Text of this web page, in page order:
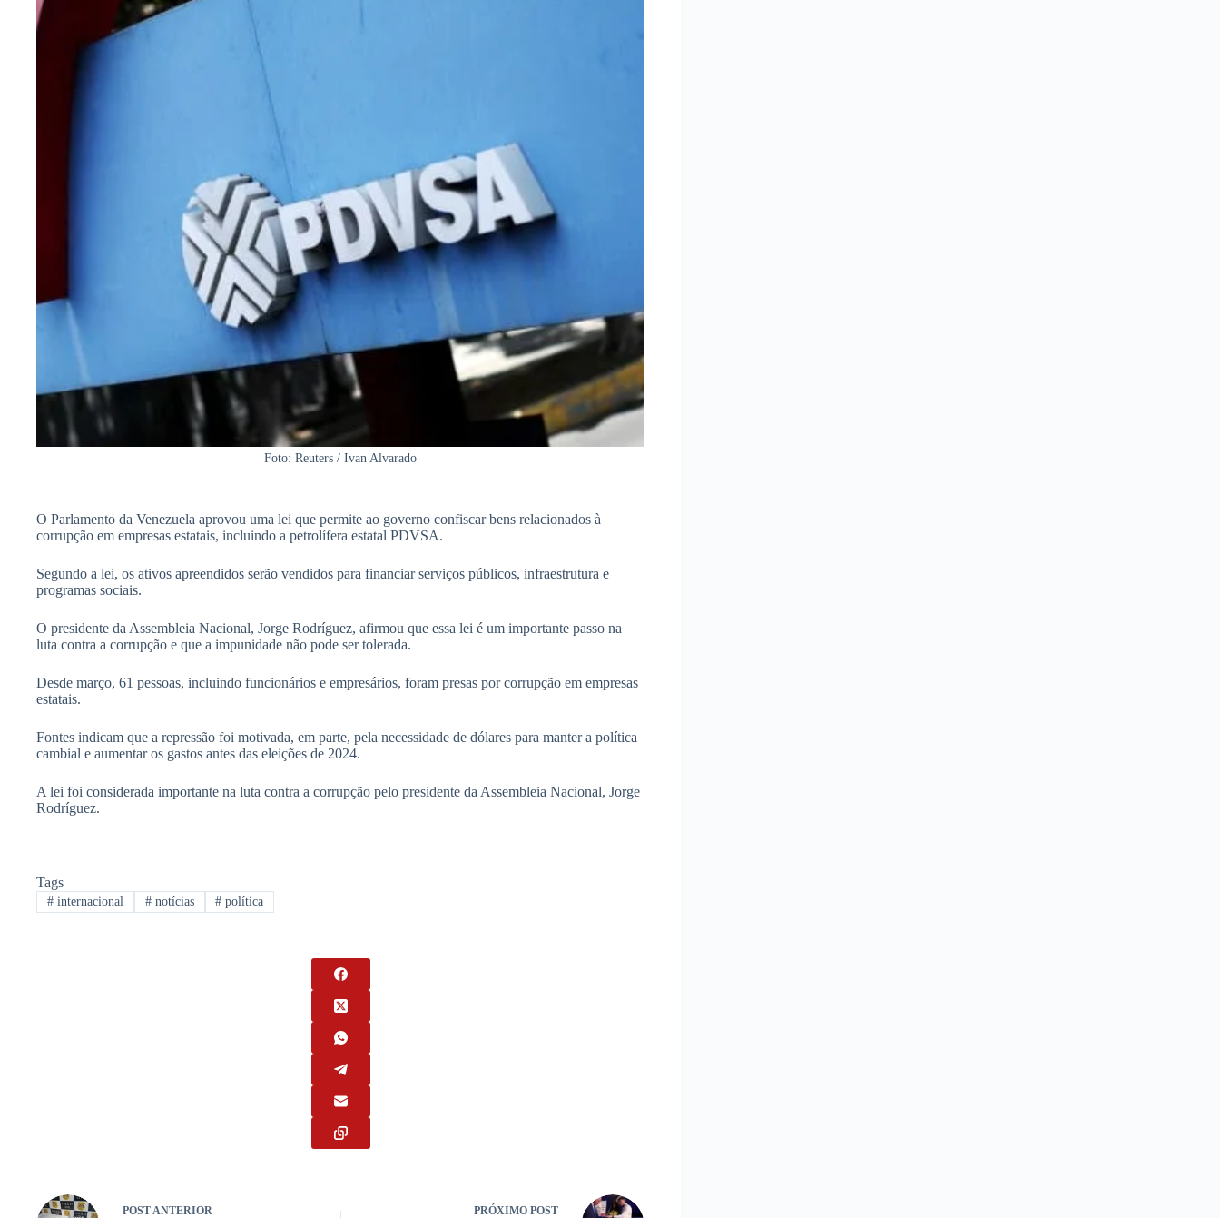
Foto: Reuters / Ivan Alvarado
O Parlamento da Venezuela aprovou uma lei que permite ao governo confiscar bens relacionados à
corrupção em empresas estatais, incluindo a petrolífera estatal PDVSA.
Segundo a lei, os ativos apreendidos serão vendidos para financiar serviços públicos, infraestrutura e
programas sociais.
O presidente da Assembleia Nacional, Jorge Rodríguez, afirmou que essa lei é um importante passo na
luta contra a corrupção e que a impunidade não pode ser tolerada.
Desde março, 61 pessoas, incluindo funcionários e empresários, foram presas por corrupção em empresas
estatais.
Fontes indicam que a repressão foi motivada, em parte, pela necessidade de dólares para manter a política
cambial e aumentar os gastos antes das eleições de 2024.
A lei foi considerada importante na luta contra a corrupção pelo presidente da Assembleia Nacional, Jorge
Rodríguez.
Tags
#internacional #notícias # política
POSTANTERIOR PRÓXIMO POST